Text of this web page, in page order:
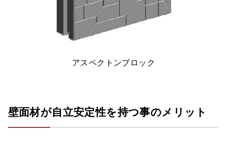
アスペクトンブロック
壁面材が自立安定性を持つ事のメリット